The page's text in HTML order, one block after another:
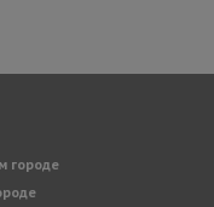
городе